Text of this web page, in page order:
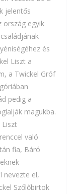
jelentős
ország egyik
és
Liszt a
a Twickel Gróf
pedig a
magukba.
való
fia, Báró
nevezte el,
Szőlőbirtok